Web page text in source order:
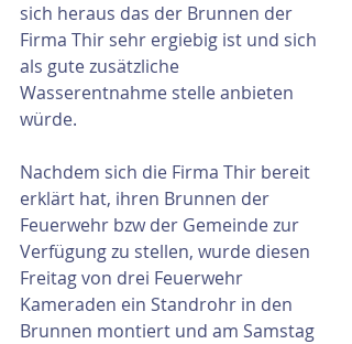
sich heraus das der Brunnen der
Firma Thir sehr ergiebig ist und sich
als gute zusätzliche
Wasserentnahme stelle anbieten
würde.
Nachdem sich die Firma Thir bereit
erklärt hat, ihren Brunnen der
Feuerwehr bzw der Gemeinde zur
Verfügung zu stellen, wurde diesen
Freitag von drei Feuerwehr
Kameraden ein Standrohr in den
Brunnen montiert und am Samstag